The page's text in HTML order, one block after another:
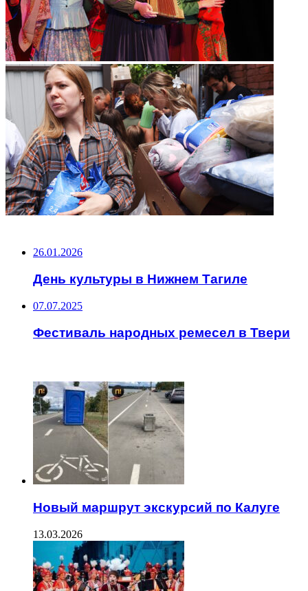
26.01.2026
День культуры в Нижнем Тагиле
07.07.2025
Фестиваль народных ремесел в Твери
Новый маршрут экскурсий по Калуге
13.03.2026